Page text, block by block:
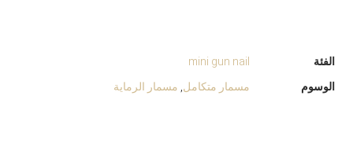
الفئة
mini gun nail
الوسوم
مسمار متكامل,مسمار الرماية